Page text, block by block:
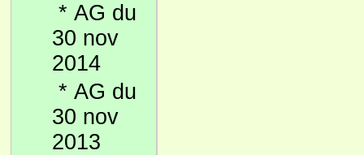
* AG du
30 nov
2014
* AG du
30 nov
2013